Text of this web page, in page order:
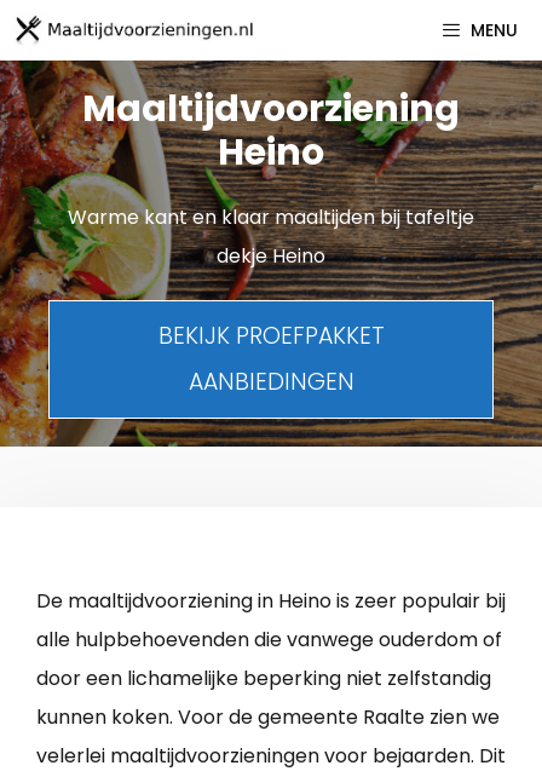
Spring
naar
inhoud
MENU
Maaltijdvoorziening
Heino
Warme kant en klaar maaltijden bij tafeltje
dekje Heino
BEKIJK PROEFPAKKET
AANBIEDINGEN
De maaltijdvoorziening in Heino is zeer populair bij
alle hulpbehoevenden die vanwege ouderdom of
door een lichamelijke beperking niet zelfstandig
kunnen koken. Voor de gemeente Raalte zien we
velerlei maaltijdvoorzieningen voor bejaarden. Dit